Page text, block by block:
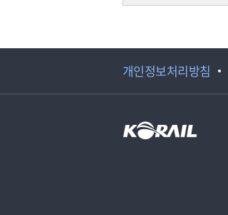
개인정보처리방침